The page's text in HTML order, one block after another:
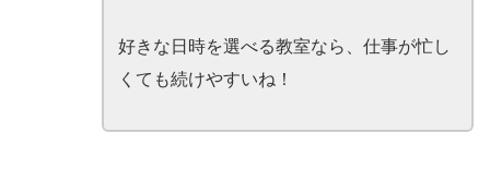
好きな日時を選べる教室なら、仕事が忙し
くても続けやすいね！